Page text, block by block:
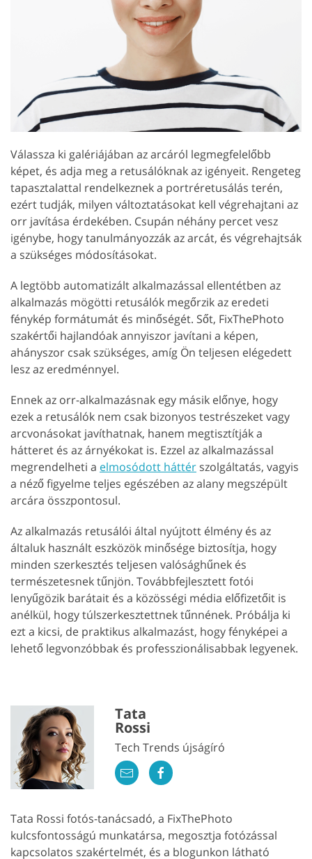
Válassza ki galériájában az arcáról legmegfelelőbb
képet, és adja meg a retusálóknak az igényeit. Rengeteg
tapasztalattal rendelkeznek a portréretusálás terén,
ezért tudják, milyen változtatásokat kell végrehajtani az
orr javítása érdekében. Csupán néhány percet vesz
igénybe, hogy tanulmányozzák az arcát, és végrehajtsák
a szükséges módosításokat.
A legtöbb automatizált alkalmazással ellentétben az
alkalmazás mögötti retusálók megőrzik az eredeti
fénykép formátumát és minőségét. Sőt, FixThePhoto
szakértői hajlandóak annyiszor javítani a képen,
ahányszor csak szükséges, amíg Ön teljesen elégedett
lesz az eredménnyel.
Ennek az orr-alkalmazásnak egy másik előnye, hogy
ezek a retusálók nem csak bizonyos testrészeket vagy
arcvonásokat javíthatnak, hanem megtisztítják a
hátteret és az árnyékokat is. Ezzel az alkalmazással
megrendelheti a elmosódott háttér szolgáltatás, vagyis
a néző figyelme teljes egészében az alany megszépült
arcára összpontosul.
Az alkalmazás retusálói által nyújtott élmény és az
általuk használt eszközök minősége biztosítja, hogy
minden szerkesztés teljesen valósághűnek és
természetesnek tűnjön. Továbbfejlesztett fotói
lenyűgözik barátait és a közösségi média előfizetőit is
anélkül, hogy túlszerkesztettnek tűnnének. Próbálja ki
ezt a kicsi, de praktikus alkalmazást, hogy fényképei a
lehető legvonzóbbak és professzionálisabbak legyenek.
Tata
Rossi
Tech Trends újságíró
Tata Rossi fotós-tanácsadó, a FixThePhoto
kulcsfontosságú munkatársa, megosztja fotózással
kapcsolatos szakértelmét, és a blogunkon látható